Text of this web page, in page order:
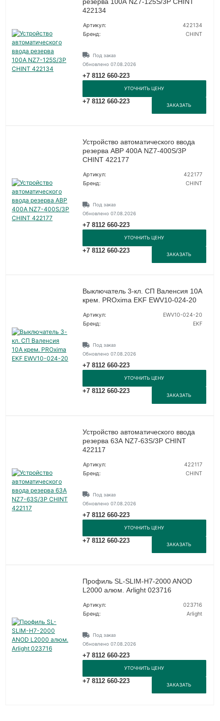
422134
Артикул:
422134
Бренд:
CHINT
Под заказ
Обновлено 07.08.2026
+7 8112 660-223
УТОЧНИТЬ ЦЕНУ
+7 8112 660-223
ЗАКАЗАТЬ
Устройство автоматического ввода
резерва АВР 400А NZ7-400S/3P
CHINT 422177
Артикул:
422177
Бренд:
CHINT
Под заказ
Обновлено 07.08.2026
+7 8112 660-223
УТОЧНИТЬ ЦЕНУ
+7 8112 660-223
ЗАКАЗАТЬ
Выключатель 3-кл. СП Валенсия 10А
крем. PROxima EKF EWV10-024-20
Артикул:
EWV10-024-20
Бренд:
EKF
Под заказ
Обновлено 07.08.2026
+7 8112 660-223
УТОЧНИТЬ ЦЕНУ
+7 8112 660-223
ЗАКАЗАТЬ
Устройство автоматического ввода
резерва 63А NZ7-63S/3P CHINT
422117
Артикул:
422117
Бренд:
CHINT
Под заказ
Обновлено 07.08.2026
+7 8112 660-223
УТОЧНИТЬ ЦЕНУ
+7 8112 660-223
ЗАКАЗАТЬ
Профиль SL-SLIM-H7-2000 ANOD
L2000 алюм. Arlight 023716
Артикул:
023716
Бренд:
Arlight
Под заказ
Обновлено 07.08.2026
+7 8112 660-223
УТОЧНИТЬ ЦЕНУ
+7 8112 660-223
ЗАКАЗАТЬ